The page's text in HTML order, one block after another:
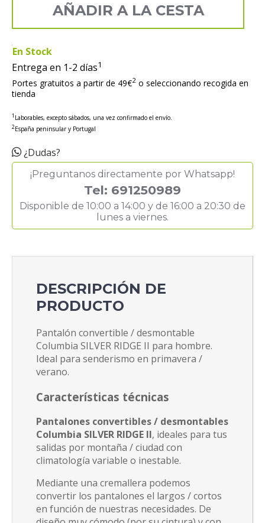
AÑADIR A LA CESTA
En Stock
Entrega en 1-2 días1
Portes gratuitos a partir de 49€2 o seleccionando recogida en
tienda
1 Laborables, excepto sábados, una vez confirmado el envío.
2España peninsular y Portugal
¿Dudas?
¡Preguntanos directamente por Whatsapp!
Tel: 691250989
Disponible de 10:00 a 14:00 y de 16:00 a 20:30 de
lunes a viernes.
DESCRIPCIÓN DE
PRODUCTO
Pantalón convertible / desmontable
Columbia SILVER RIDGE II para hombre.
Ideal para senderismo en primavera /
verano.
Características técnicas
Pantalones convertibles / desmontables
Columbia SILVER RIDGE II, ideales para tus
salidas por montaña / ciudad con
climatología variable o inestable.
Mediante una cremallera podemos
convertir los pantalones el largos / cortos
en función de nuestras necesidades. De